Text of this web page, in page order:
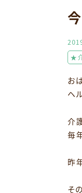
★
お
ヘ
介
毎
昨
そ